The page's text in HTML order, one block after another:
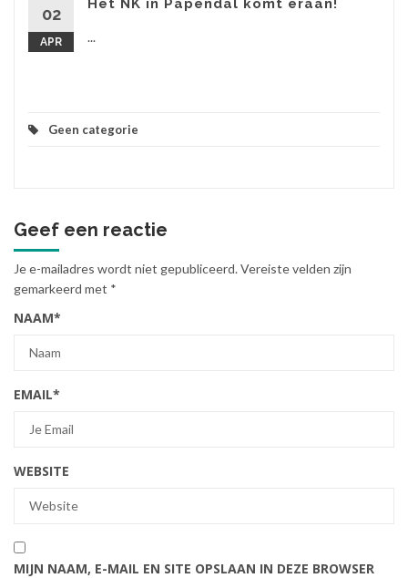
02
APR
Het NK in Papendal komt eraan!
...
Geen categorie
Geef een reactie
Je e-mailadres wordt niet gepubliceerd.Vereiste velden zijn
gemarkeerd met *
NAAM*
EMAIL*
WEBSITE
MIJN NAAM, E-MAIL EN SITE OPSLAAN IN DEZE BROWSER